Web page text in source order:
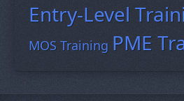
Entry-Level
MOS Training PME